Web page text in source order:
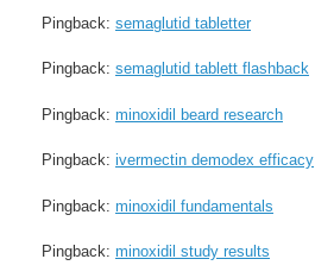
Pingback: semaglutid tabletter
Pingback: semaglutid tablett flashback
Pingback: minoxidil beard research
Pingback: ivermectin demodex efficacy
Pingback: minoxidil fundamentals
Pingback: minoxidil study results